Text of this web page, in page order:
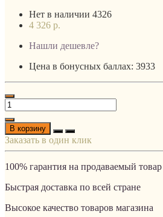
Нет в наличии 4326
4 326 р.
Нашли дешевле?
Цена в бонусных баллах: 3933
В корзину
Заказать в один клик
100% гарантия на продаваемый товар
Быстрая доставка по всей стране
Высокое качество товаров магазина